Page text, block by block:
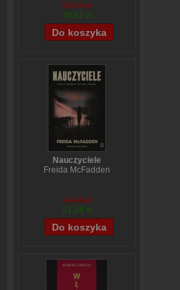
59,84 zł
48,07 zł
Nauczyciele
Freida McFadden
54,39 zł
41,58 zł